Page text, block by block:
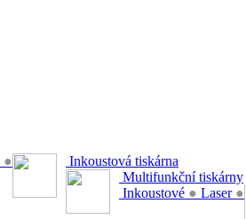
●
Inkoustová tiskárna
Multifunkční tiskárny
Inkoustové ● Laser ●